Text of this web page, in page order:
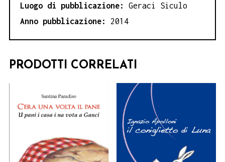
Luogo di pubblicazione: Geraci Siculo
Anno pubblicazione: 2014
PRODOTTI CORRELATI